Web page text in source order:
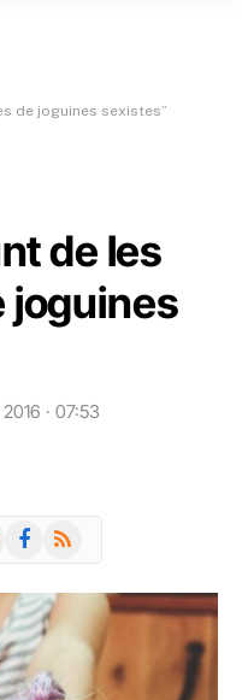
de joguines sexistes”
de les
joguines
· 07:53
Facebook
RSS